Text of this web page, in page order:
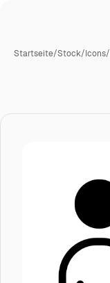
Startseite/Stock/Icons/